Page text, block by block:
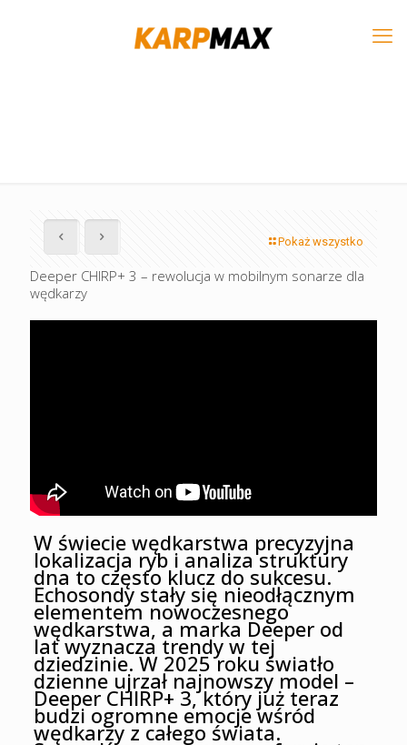
Pokaż wszystko
Deeper CHIRP+ 3 – rewolucja w mobilnym sonarze dla
wędkarzy
W świecie wędkarstwa precyzyjna
lokalizacja ryb i analiza struktury
dna to często klucz do sukcesu.
Echosondy stały się nieodłącznym
elementem nowoczesnego
wędkarstwa, a marka Deeper od
lat wyznacza trendy w tej
dziedzinie. W 2025 roku światło
dzienne ujrzał najnowszy model –
Deeper CHIRP+ 3, który już teraz
budzi ogromne emocje wśród
wędkarzy z całego świata.